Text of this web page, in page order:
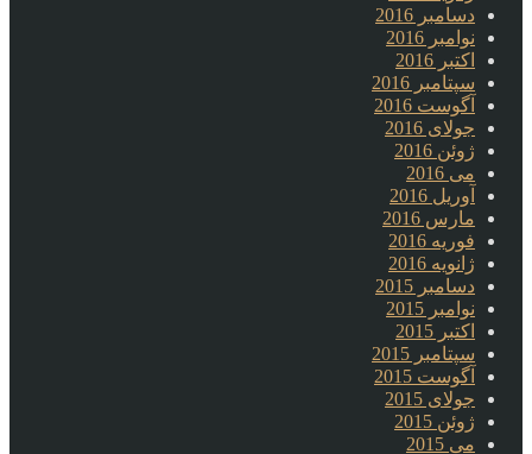
دسامبر 2016
نوامبر 2016
اکتبر 2016
سپتامبر 2016
آگوست 2016
جولای 2016
ژوئن 2016
می 2016
آوریل 2016
مارس 2016
فوریه 2016
ژانویه 2016
دسامبر 2015
نوامبر 2015
اکتبر 2015
سپتامبر 2015
آگوست 2015
جولای 2015
ژوئن 2015
می 2015